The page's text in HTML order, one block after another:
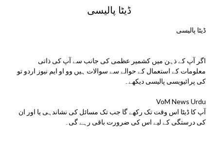
ڈیٹا پالیسی
ڈیٹا پالیسی
اگر آپ کے ذہن میں کشمیر عظمی کی جانب سے آپ کی ذاتی
معلومات کے استعمال کے حوالے سے سوالات ہیں وو او ایم نیوز اردو تو
کی پرائیویسی پالیسی دیکھے۔
VoM News Urdu
آپ کا ڈیٹا اس وقت تک رکھے گا جب تک مسائل کی نشاندہی یا اور ان
کی درستگی کے لیے اس کی ضرورت باقی رہے گی۔